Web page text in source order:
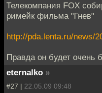
Телекомпания FOX
римейк фильма "Гнев"
http://pda.lenta.ru/news/
Правда он будет очень
eternalko »
#27 | 22.05.09 09:48